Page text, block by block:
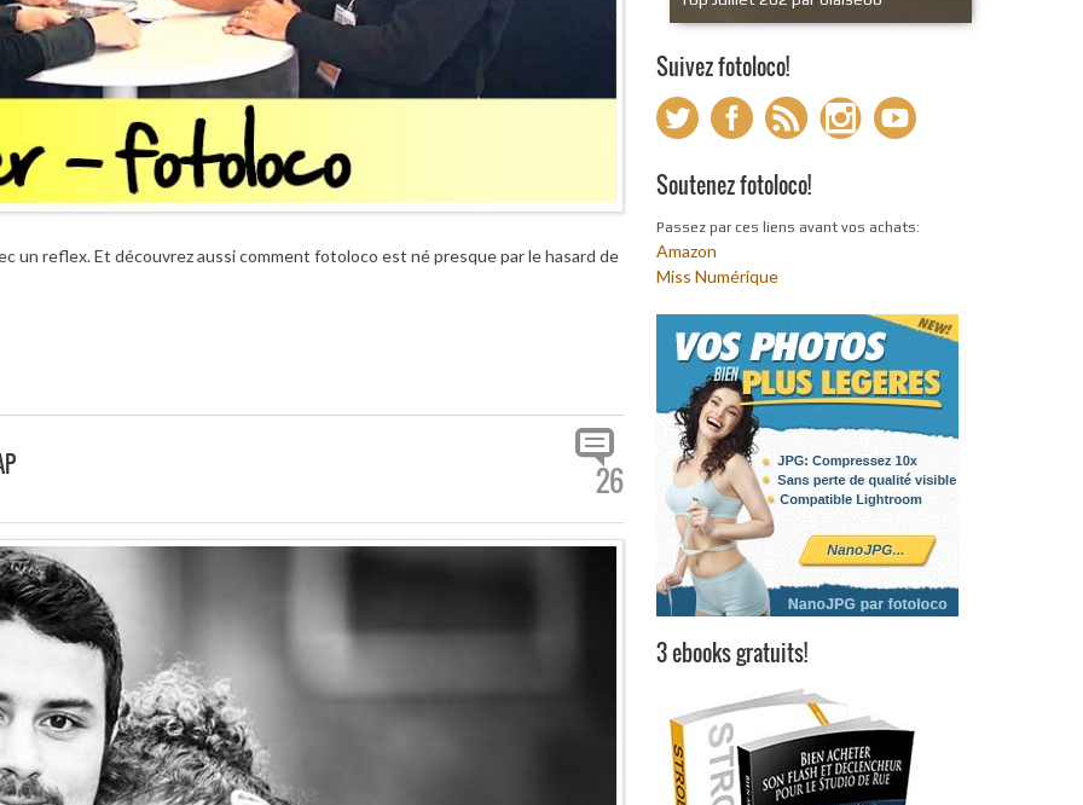
un reflex. Et découvrez aussi comment fotoloco est né presque par le hasard de
26
Suivez fotoloco!
Soutenez fotoloco!
Passez par ces liens avant vos achats:
Amazon
Miss Numérique
3 ebooks gratuits!